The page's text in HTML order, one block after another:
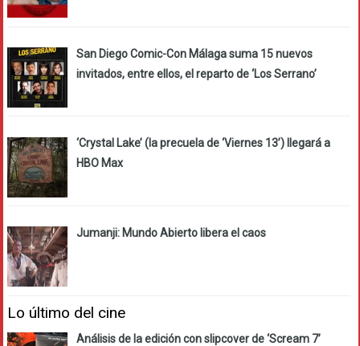
San Diego Comic-Con Málaga suma 15 nuevos
invitados, entre ellos, el reparto de ‘Los Serrano’
‘Crystal Lake’ (la precuela de ‘Viernes 13’) llegará a
HBO Max
Jumanji: Mundo Abierto libera el caos
Lo último del cine
Análisis de la edición con slipcover de ‘Scream 7’